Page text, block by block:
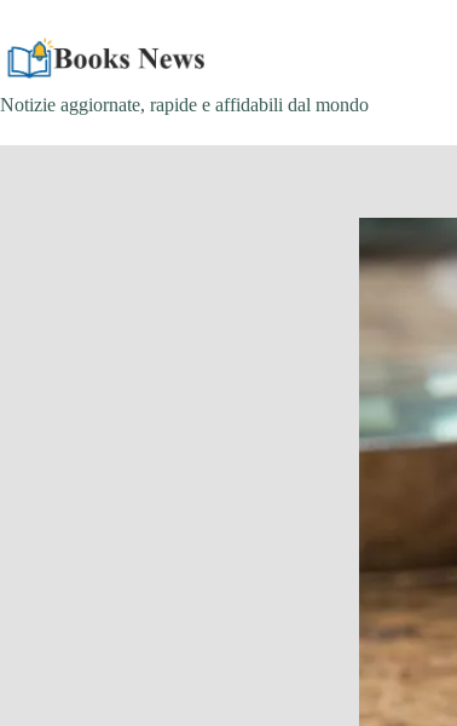
contenuto
Notizie aggiornate, rapide e affidabili dal mondo